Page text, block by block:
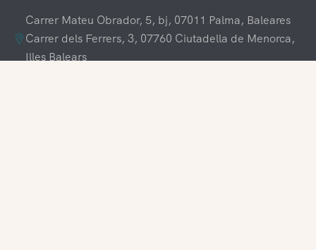
Carrer Mateu Obrador, 5, bj, 07011 Palma, Baleares
Carrer dels Ferrers, 3, 07760 Ciutadella de Menorca,
Illes Balears